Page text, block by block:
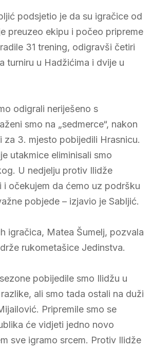
podsjetio je da su igračice od
preuzeo ekipu i počeo pripreme
31 trening, odigravši četiri
turniru u Hadžićima i dvije u
odigrali neriješeno s
smo na „sedmerce“, nakon
za 3. mjesto pobijedili Hrasnicu.
utakmice eliminisali smo
U nedjelju protiv Ilidže
i očekujem da ćemo uz podršku
pobjede – izjavio je Sabljić.
igračica, Matea Šumelj, pozvala
rukometašice Jedinstva.
pobijedile smo Ilidžu u
ali smo tada ostali na duži
Pripremile smo se
će vidjeti jedno novo
sve igramo srcem. Protiv Ilidže